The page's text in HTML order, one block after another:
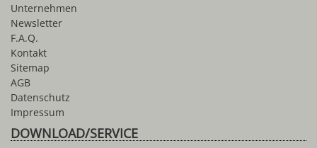
Unternehmen
Newsletter
F.A.Q.
Kontakt
Sitemap
AGB
Datenschutz
Impressum
DOWNLOAD/SERVICE